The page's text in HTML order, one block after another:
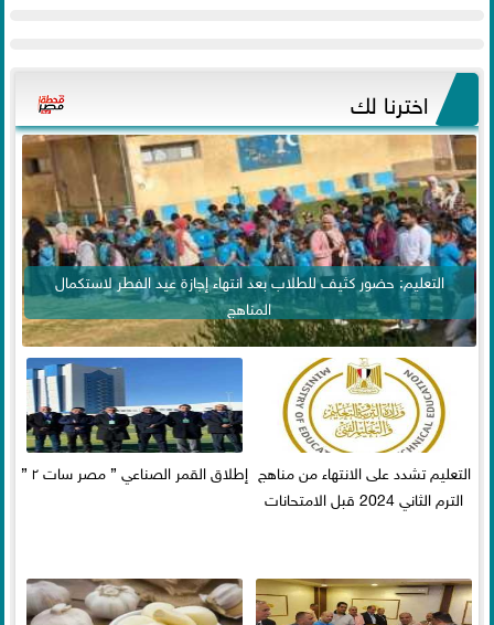
اخترنا لك
التعليم: حضور كثيف للطلاب بعد انتهاء إجازة عيد الفطر لاستكمال
المناهج
التعليم تشدد على الانتهاء من مناهج
الترم الثاني 2024 قبل الامتحانات
إطلاق القمر الصناعي ” مصر سات ٢ ”